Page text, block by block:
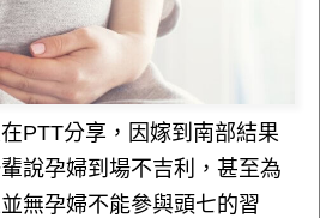
PTT分享，因嫁到南部結果
說孕婦到場不吉利，甚至為
無孕婦不能參與頭七的習